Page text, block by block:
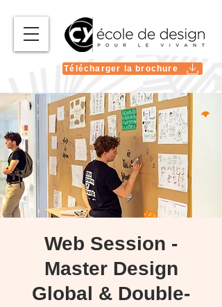
Télécharger la brochure
Web Session -
Master Design
Global & Double-